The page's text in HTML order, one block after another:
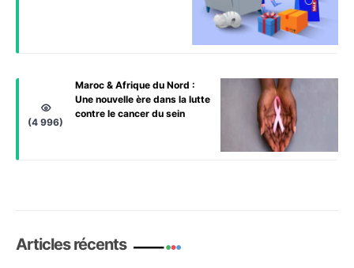
Maroc & Afrique du Nord :
Une nouvelle ère dans la lutte
contre le cancer du sein
(4 996)
Articles récents